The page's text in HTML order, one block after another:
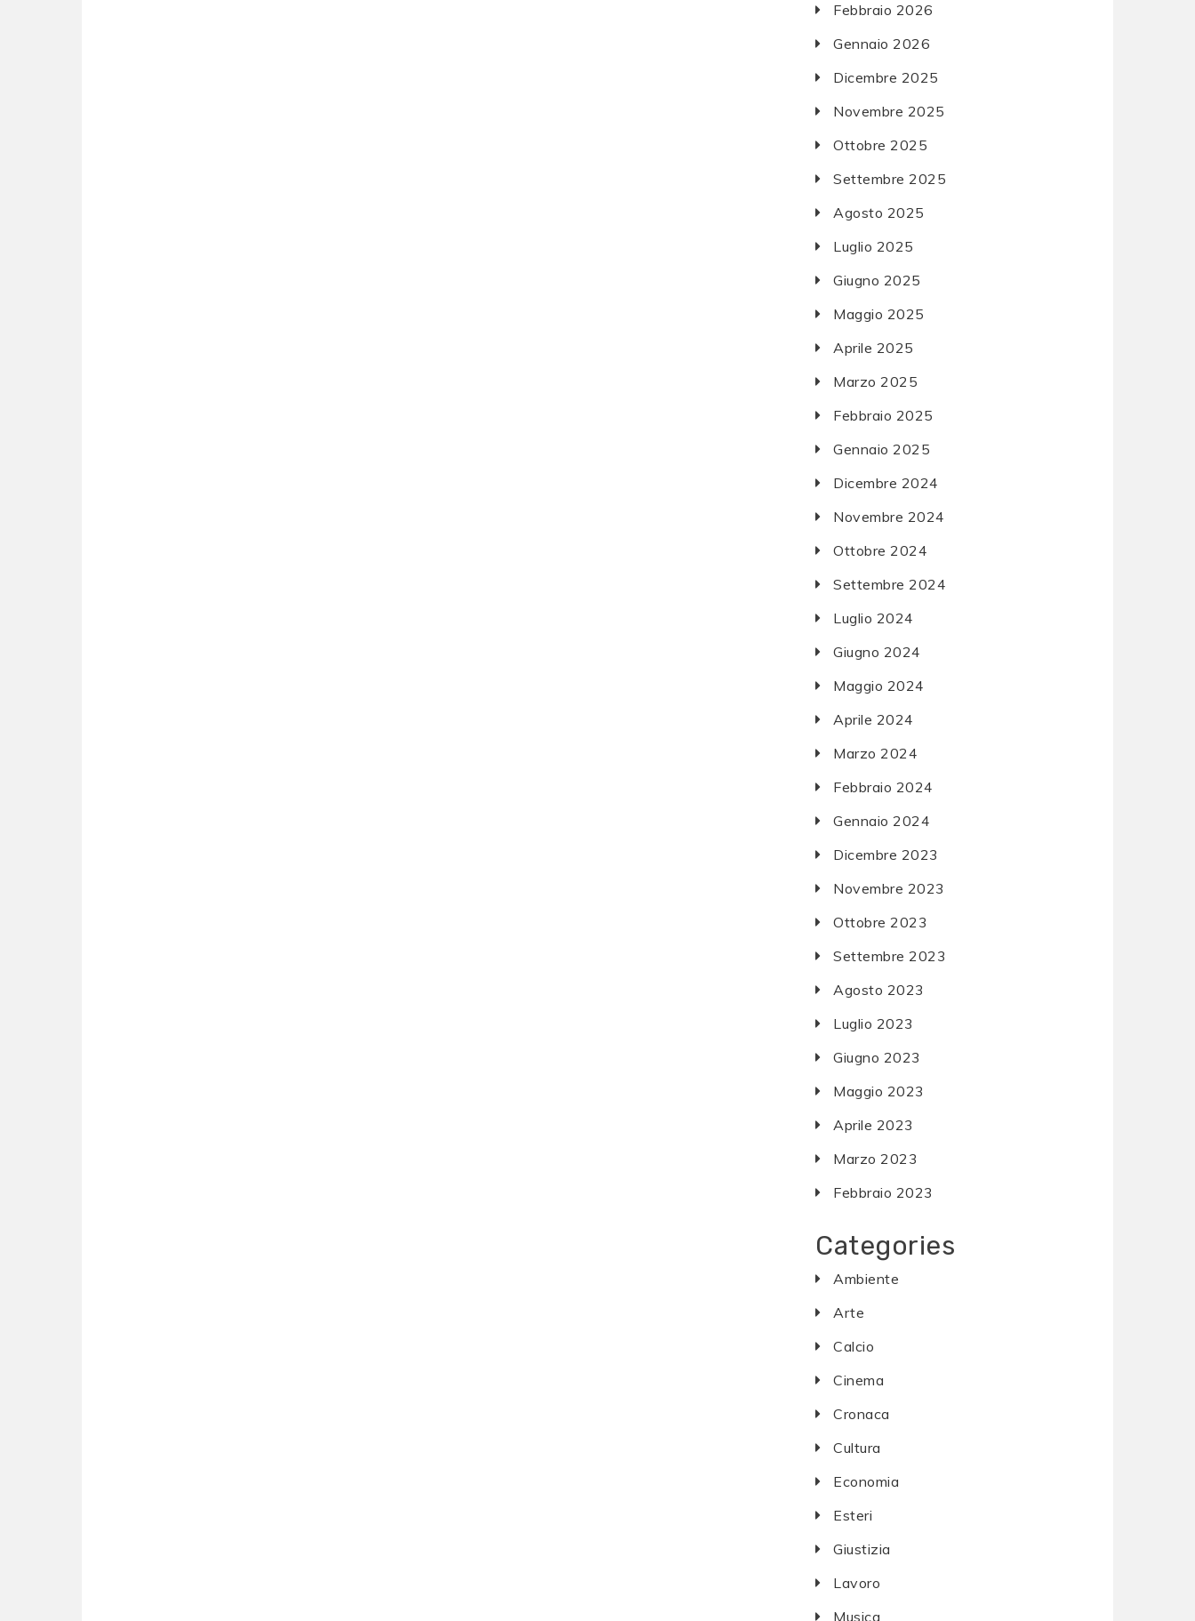
Febbraio 2026
Gennaio 2026
Dicembre 2025
Novembre 2025
Ottobre 2025
Settembre 2025
Agosto 2025
Luglio 2025
Giugno 2025
Maggio 2025
Aprile 2025
Marzo 2025
Febbraio 2025
Gennaio 2025
Dicembre 2024
Novembre 2024
Ottobre 2024
Settembre 2024
Luglio 2024
Giugno 2024
Maggio 2024
Aprile 2024
Marzo 2024
Febbraio 2024
Gennaio 2024
Dicembre 2023
Novembre 2023
Ottobre 2023
Settembre 2023
Agosto 2023
Luglio 2023
Giugno 2023
Maggio 2023
Aprile 2023
Marzo 2023
Febbraio 2023
Categories
Ambiente
Arte
Calcio
Cinema
Cronaca
Cultura
Economia
Esteri
Giustizia
Lavoro
Musica